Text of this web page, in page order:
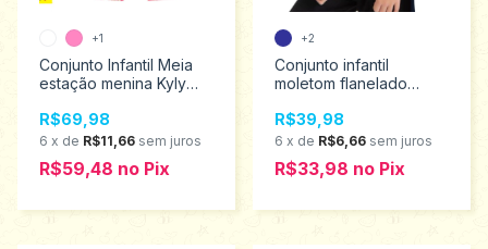
Conjunto Infantil Meia
estação menina Kyly
1000735
R$69,98
6 x de R$11,66 sem juros
R$59,48 no Pix
+1
Conjunto infantil
moletom flanelado
Analê 1 ao 3 751
R$39,98
6 x de R$6,66 sem juros
R$33,98 no Pix
+2